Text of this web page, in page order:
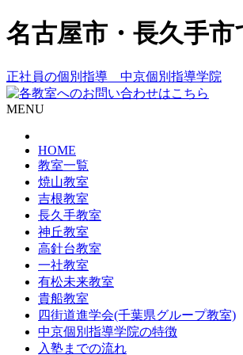
名古屋市・長久手市
正社員の個別指導 中京個別指導学院
MENU
HOME
教室一覧
焼山教室
吉根教室
長久手教室
神丘教室
高針台教室
一社教室
有松未来教室
貴船教室
四街道進学会(千葉県グループ教室)
中京個別指導学院の特徴
入塾までの流れ